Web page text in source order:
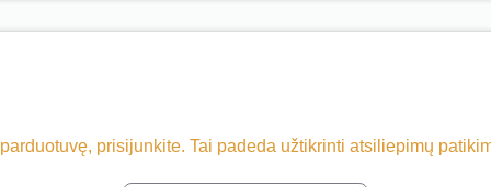
prisijunkite. Tai padeda užtikrinti atsiliepimų